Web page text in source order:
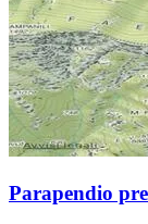
Parapendio